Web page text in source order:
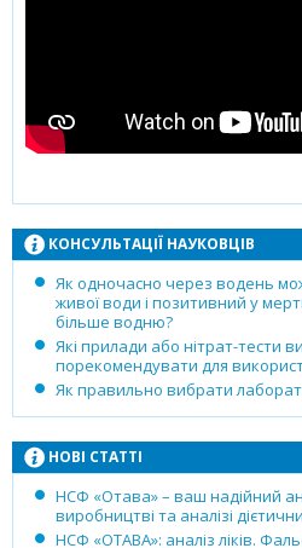
КОНСУЛЬТАЦІЇ НАУКОВЦІВ
Як одночасно через водень
живої води і позитивний у
більше водню?
Які прилади або нітрат-тести
порекомендувати для
Як правильно вибрати
НОВІ СТАТТІ
НСФ «Отава» – ваш надійний
виробництві та аналізі
НСФ «ОТАВА»: аналіз ліків.